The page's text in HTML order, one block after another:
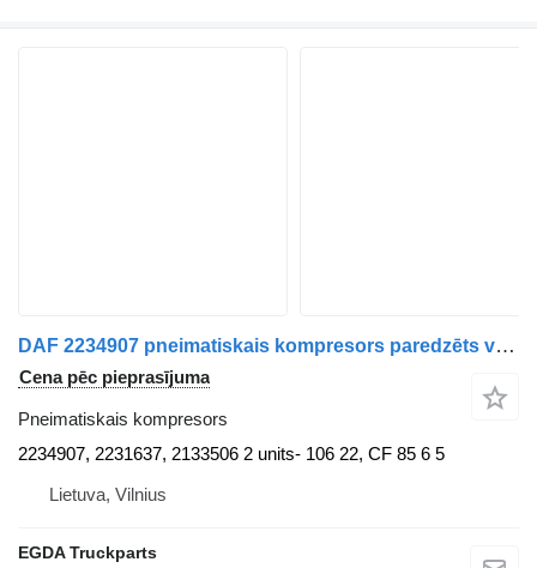
DAF 2234907 pneimatiskais kompresors paredzēts vilcēja
Cena pēc pieprasījuma
Pneimatiskais kompresors
2234907, 2231637, 2133506 2 units- 106 22, CF 85 6 5
Lietuva, Vilnius
EGDA Truckparts